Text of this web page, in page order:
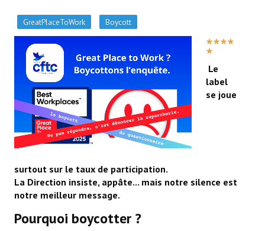
GreatPlaceToWork Boycott
VOTE
UTILISATEUR:
Le
label
se joue
surtout sur le taux de participation.
La Direction insiste, appâte... mais notre silence est
notre meilleur message.
Pourquoi boycotter ?